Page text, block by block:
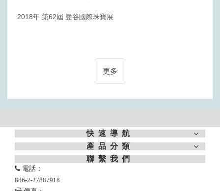
2018年 第62屆 曼谷國際珠寶展
更多
快速導航
產品分類
聯繫我們
 電話：
886-2-27887918